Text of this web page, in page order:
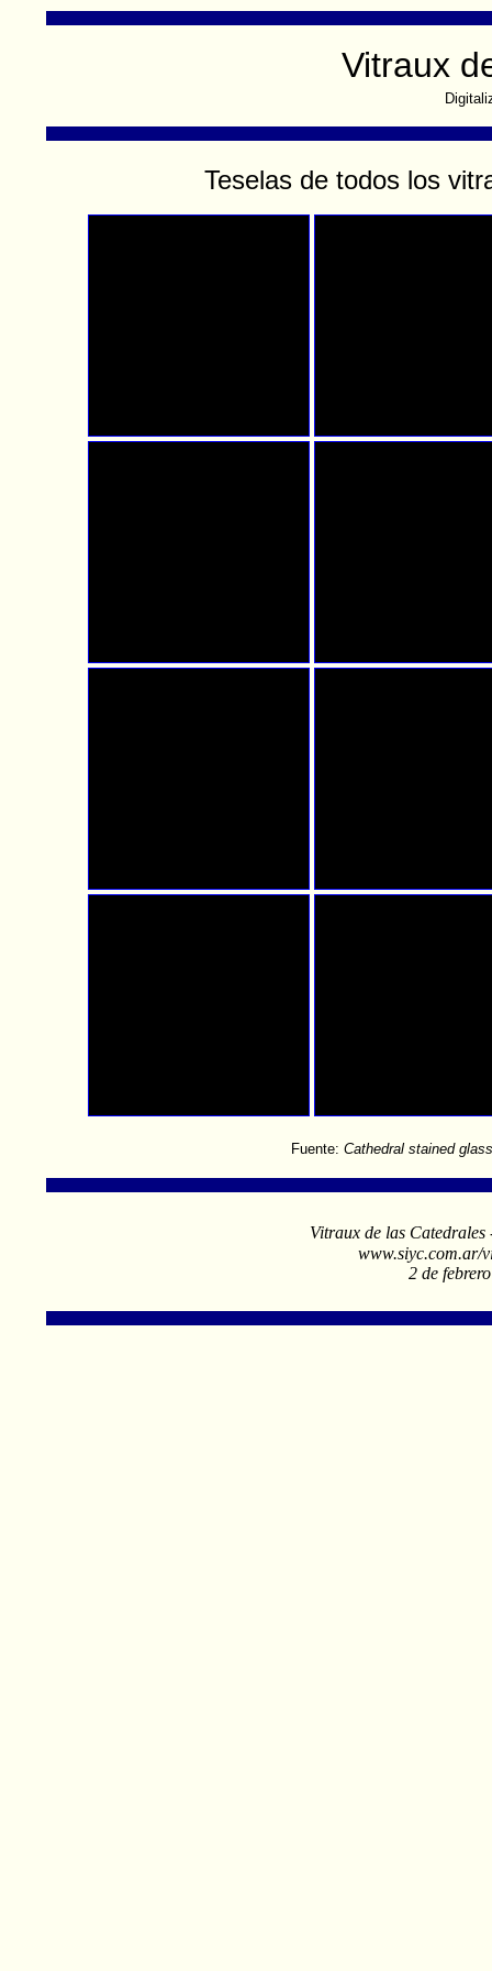
Vitraux
Teselas de todos los
Fuente: Cathedral stained
Vitraux de las
www.siyc.com.ar/
2 de